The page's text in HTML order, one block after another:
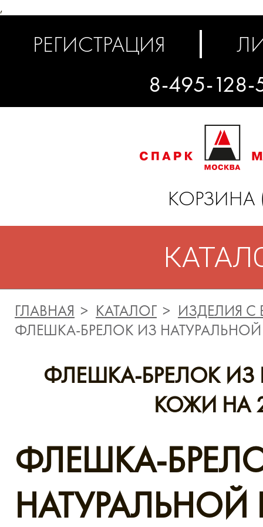
,
РЕГИСТРАЦИЯ
8-495-128-
КОРЗИНА
ГЛАВНАЯ КАТАЛОГ
ИЗДЕЛИЯ
ФЛЕШКА-БРЕЛОК ИЗ
ФЛЕШКА-БРЕЛОК ИЗ
КОЖИ НА
ФЛЕШКА-